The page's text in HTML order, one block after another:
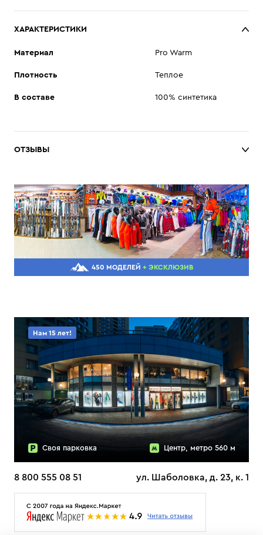
ХАРАКТЕРИСТИКИ
Материал Pro Warm
Плотность Теплое
В составе 100% синтетика
ОТЗЫВЫ
450 МОДЕЛЕЙ + ЭКСКЛЮЗИВ
Нам 15 лет!
Своя парковка Центр, метро 560 м
8 800 555 08 51 ул. Шаболовка, д. 23, к. 1